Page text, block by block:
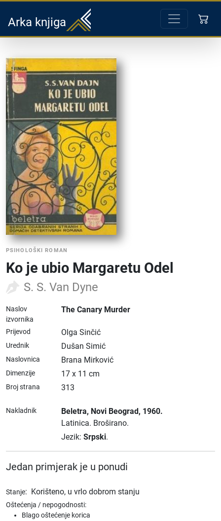
Arka knjiga
PSIHOLOŠKI ROMAN
Ko je ubio Margaretu Odel
S. S. Van Dyne
Naslov
izvornika
The Canary Murder
Prijevod Olga Sinčić
Urednik Dušan Simić
Naslovnica Brana Mirković
Dimenzije 17 x 11 cm
Broj strana 313
Nakladnik Beletra, Novi Beograd, 1960.
Latinica. Broširano.
Jezik: Srpski.
Jedan primjerak je u ponudi
Stanje: Korišteno, u vrlo dobrom stanju
Oštećenja / nepogodnosti:
Blago oštećenje korica